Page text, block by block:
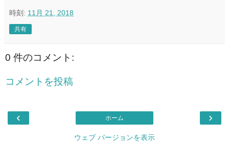
時刻: 11月 21, 2018
共有
0 件のコメント:
コメントを投稿
‹ ›
ホーム
ウェブ バージョンを表示